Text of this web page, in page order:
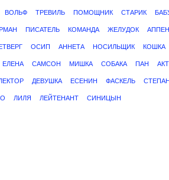
ВОЛЬФ ТРЕВИЛЬ ПОМОЩНИК СТАРИК
ПИСАТЕЛЬ КОМАНДА ЖЕЛУДОК
ОСИП АННЕТА НОСИЛЬЩИК КОШКА
ЕЛЕНА САМСОН МИШКА СОБАКА ПАН
ДЕВУШКА ЕСЕНИН ФАСКЕЛЬ
ЛИЛЯ ЛЕЙТЕНАНТ СИНИЦЫН